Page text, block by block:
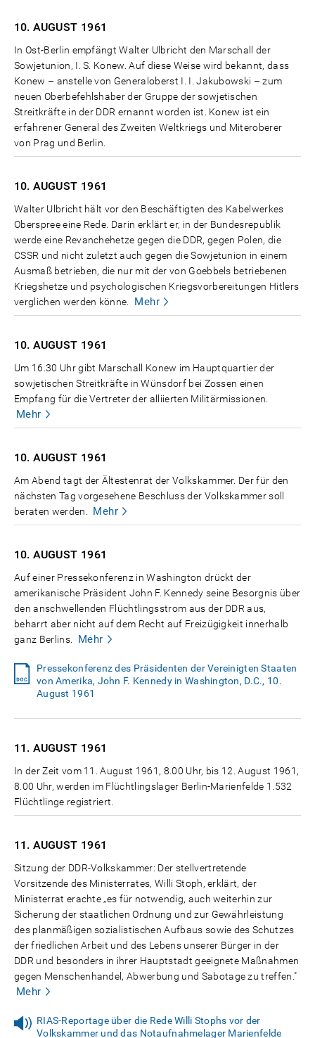
10. AUGUST 1961
In Ost-Berlin empfängt Walter Ulbricht den Marschall der
Sowjetunion, I. S. Konew. Auf diese Weise wird bekannt, dass
Konew – anstelle von Generaloberst I. I. Jakubowski – zum
neuen Oberbefehlshaber der Gruppe der sowjetischen
Streitkräfte in der DDR ernannt worden ist. Konew ist ein
erfahrener General des Zweiten Weltkriegs und Miteroberer
von Prag und Berlin.
10. AUGUST 1961
Walter Ulbricht hält vor den Beschäftigten des Kabelwerkes
Oberspree eine Rede. Darin erklärt er, in der Bundesrepublik
werde eine Revanchehetze gegen die DDR, gegen Polen, die
CSSR und nicht zuletzt auch gegen die Sowjetunion in einem
Ausmaß betrieben, die nur mit der von Goebbels betriebenen
Kriegshetze und psychologischen Kriegsvorbereitungen Hitlers
verglichen werden könne.
Mehr
10. AUGUST 1961
Um 16.30 Uhr gibt Marschall Konew im Hauptquartier der
sowjetischen Streitkräfte in Wünsdorf bei Zossen einen
Empfang für die Vertreter der alliierten Militärmissionen.
Mehr
10. AUGUST 1961
Am Abend tagt der Ältestenrat der Volkskammer. Der für den
nächsten Tag vorgesehene Beschluss der Volkskammer soll
beraten werden.
Mehr
10. AUGUST 1961
Auf einer Pressekonferenz in Washington drückt der
amerikanische Präsident John F. Kennedy seine Besorgnis über
den anschwellenden Flüchtlingsstrom aus der DDR aus,
beharrt aber nicht auf dem Recht auf Freizügigkeit innerhalb
ganz Berlins.
Mehr
Pressekonferenz des Präsidenten der Vereinigten Staaten
von Amerika, John F. Kennedy in Washington, D.C., 10.
August 1961
11. AUGUST 1961
In der Zeit vom 11. August 1961, 8.00 Uhr, bis 12. August 1961,
8.00 Uhr, werden im Flüchtlingslager Berlin-Marienfelde 1.532
Flüchtlinge registriert.
11. AUGUST 1961
Sitzung der DDR-Volkskammer: Der stellvertretende
Vorsitzende des Ministerrates, Willi Stoph, erklärt, der
Ministerrat erachte „es für notwendig, auch weiterhin zur
Sicherung der staatlichen Ordnung und zur Gewährleistung
des planmäßigen sozialistischen Aufbaus sowie des Schutzes
der friedlichen Arbeit und des Lebens unserer Bürger in der
DDR und besonders in ihrer Hauptstadt geeignete Maßnahmen
gegen Menschenhandel, Abwerbung und Sabotage zu treffen."
Mehr
RIAS-Reportage über die Rede Willi Stophs vor der
Volkskammer und das Notaufnahmelager Marienfelde